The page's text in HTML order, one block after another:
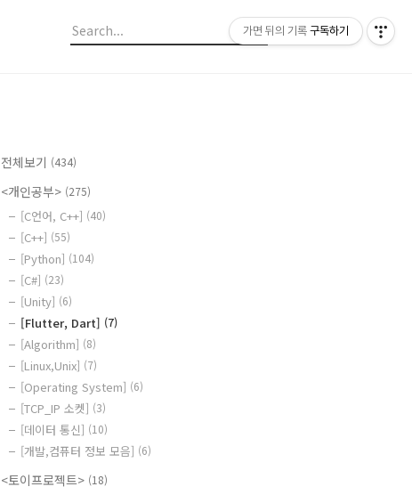
전체보기 (434)
<개인공부> (275)
[C언어, C++] (40)
[C++] (55)
[Python] (104)
[C#] (23)
[Unity] (6)
[Flutter, Dart] (7)
[Algorithm] (8)
[Linux,Unix] (7)
[Operating System] (6)
[TCP_IP 소켓] (3)
[데이터 통신] (10)
[개발,컴퓨터 정보 모음] (6)
<토이프로젝트> (18)
가면 뒤의 기록 구독하기